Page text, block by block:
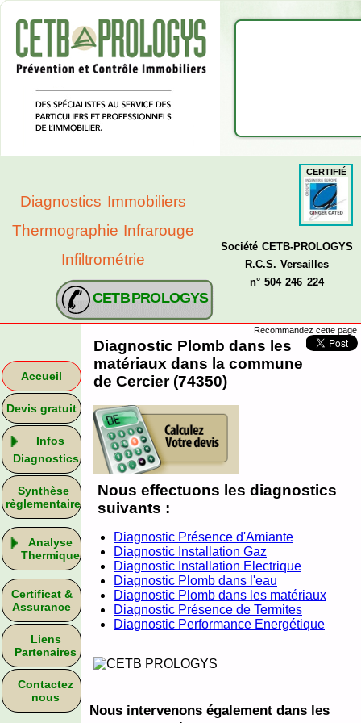
Diagnostics Immobiliers
Thermographie Infrarouge
Infiltrométrie
CERTIFIÉ
Société CETB-PROLOGYS
R.C.S. Versailles
n° 504 246 224
CETB PROLOGYS
Accueil
Devis gratuit
Infos
Diagnostics
Synthèse
règlementaire
Analyse
Thermique
Certificat &
Assurance
Liens
Partenaires
Contactez
nous
Recommandez cette page
Diagnostic Plomb dans les
matériaux dans la commune
de Cercier (74350)
Nous effectuons les diagnostics
suivants :
Diagnostic Présence d'Amiante
Diagnostic Installation Gaz
Diagnostic Installation Electrique
Diagnostic Plomb dans l'eau
Diagnostic Plomb dans les matériaux
Diagnostic Présence de Termites
Diagnostic Performance Energétique
Nous intervenons également dans les